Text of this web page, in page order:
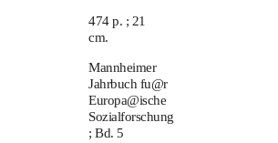
474 p. ; 21
cm.
Mannheimer
Jahrbuch fu@r
Europa@ische
Sozialforschung
; Bd. 5